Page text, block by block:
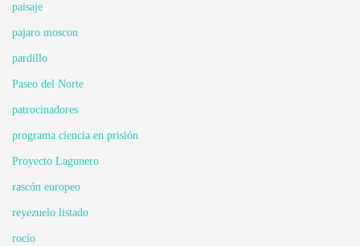
paisaje
pajaro moscon
pardillo
Paseo del Norte
patrocinadores
programa ciencia en prisión
Proyecto Lagunero
rascón europeo
reyezuelo listado
rocío